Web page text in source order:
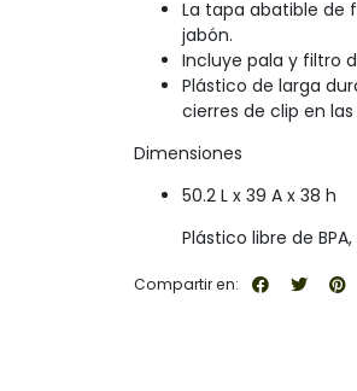
La tapa abatible de
jabón.
Incluye pala y filtro
Plástico de larga
cierres de clip en
Dimensiones
50.2 L x 39 A x 38 h
Plástico libre de
Compartir en: